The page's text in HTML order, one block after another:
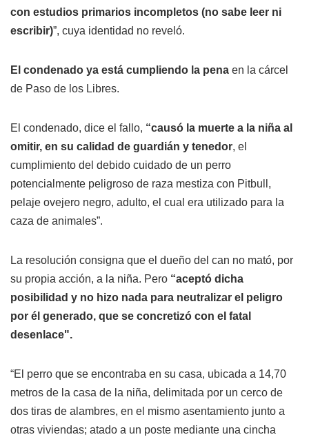
con estudios primarios incompletos (no sabe leer ni
escribir)”, cuya identidad no reveló.
El condenado ya está cumpliendo la pena en la cárcel
de Paso de los Libres.
El condenado, dice el fallo, “causó la muerte a la niña al
omitir, en su calidad de guardián y tenedor, el
cumplimiento del debido cuidado de un perro
potencialmente peligroso de raza mestiza con Pitbull,
pelaje ovejero negro, adulto, el cual era utilizado para la
caza de animales”.
La resolución consigna que el dueño del can no mató, por
su propia acción, a la niña. Pero “aceptó dicha
posibilidad y no hizo nada para neutralizar el peligro
por él generado, que se concretizó con el fatal
desenlace".
“El perro que se encontraba en su casa, ubicada a 14,70
metros de la casa de la niña, delimitada por un cerco de
dos tiras de alambres, en el mismo asentamiento junto a
otras viviendas; atado a un poste mediante una cincha